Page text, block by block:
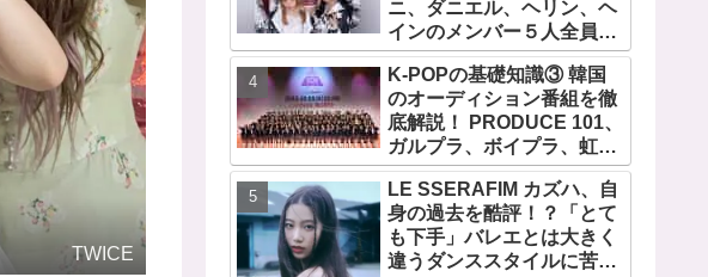
TWICE
『AMORTAGE』もリリー
ス
ニ、ダニエル、ヘリン、ヘ
インのメンバー５人全員で
緊急記者会見！
「NewJeans never
dies!」と微笑みの宣言！
ADOR側、2029年まで契約
有効と主張
K-POPの基礎知識③ 韓国
のオーディション番組を徹
底解説！ PRODUCE 101、
ガルプラ、ボイプラ、虹プ
ロ・・ NiziUやKep1er、
ZEROBASEONEら人気グ
ループが続々と誕生！ JO1
やINI、ME:Iを生んだ日プま
で一挙紹介
LE SSERAFIM カズハ、自
身の過去を酷評！？「とて
も下手」バレエとは大きく
違うダンススタイルに苦